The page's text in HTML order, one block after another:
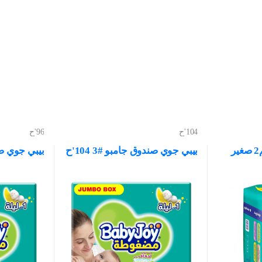
96'ح
بيبي جوي
104'ح
بيبي جوي صندوق جامبو #3 104'ح بيبي لايف حفاضات رقم2 صغير